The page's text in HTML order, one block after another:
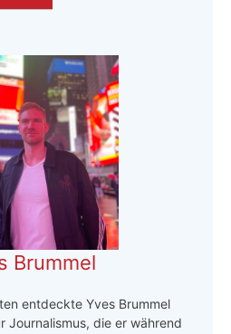
Brummel
entdeckte Yves Brummel
Journalismus, die er während